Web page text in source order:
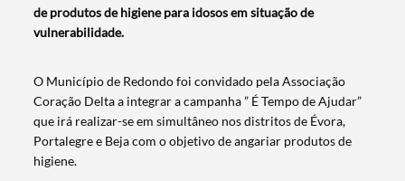
de produtos de higiene para idosos em situação de
vulnerabilidade.
O Município de Redondo foi convidado pela Associação
Coração Delta a integrar a campanha ” É Tempo de Ajudar”
que irá realizar-se em simultâneo nos distritos de Évora,
Portalegre e Beja com o objetivo de angariar produtos de
higiene.